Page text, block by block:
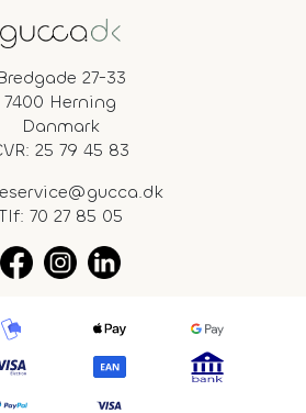
27-33
7400 Herning
Danmark
25 79 45 83
70 27 85 05